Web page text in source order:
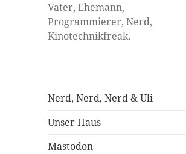
Vater, Ehemann,
Programmierer, Nerd,
Kinotechnikfreak.
Nerd, Nerd, Nerd & Uli
Unser Haus
Mastodon